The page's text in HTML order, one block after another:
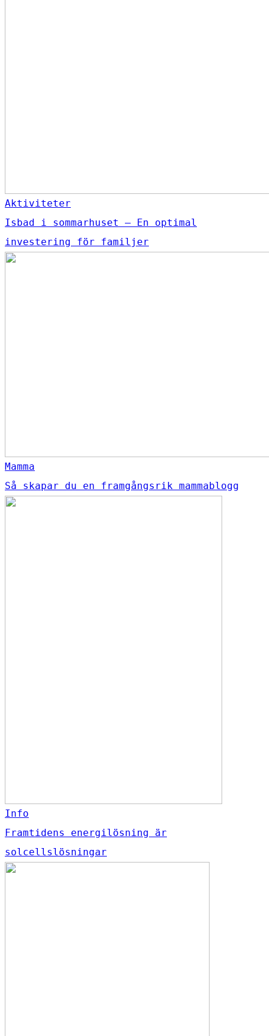
Aktiviteter
Isbad i sommarhuset – En optimal
investering för familjer
Mamma
Så skapar du en framgångsrik mammablogg
Info
Framtidens energilösning är
solcellslösningar